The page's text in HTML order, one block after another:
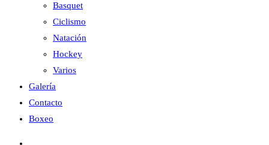
Basquet
Ciclismo
Natación
Hockey
Varios
Galería
Contacto
Boxeo